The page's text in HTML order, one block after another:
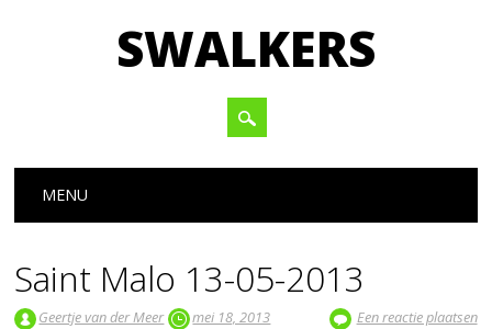
SWALKERS
Hoofdmenu
MENU
Saint Malo 13-05-2013
Geertje van der Meer mei 18, 2013 Een reactie plaatsen